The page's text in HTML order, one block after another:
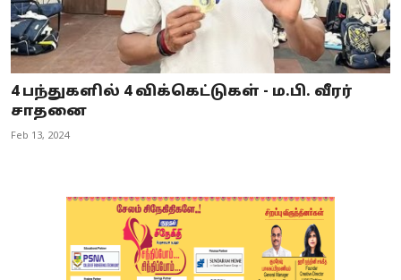
4 பந்துகளில் 4 விக்கெட்டுகள் - ம.பி. வீரர்
சாதனை
Feb 13, 2024